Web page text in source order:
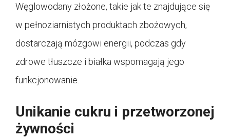
Węglowodany złożone, takie jak te znajdujące się
w pełnoziarnistych produktach zbożowych,
dostarczają mózgowi energii, podczas gdy
zdrowe tłuszcze i białka wspomagają jego
funkcjonowanie.
Unikanie cukru i przetworzonej
żywności